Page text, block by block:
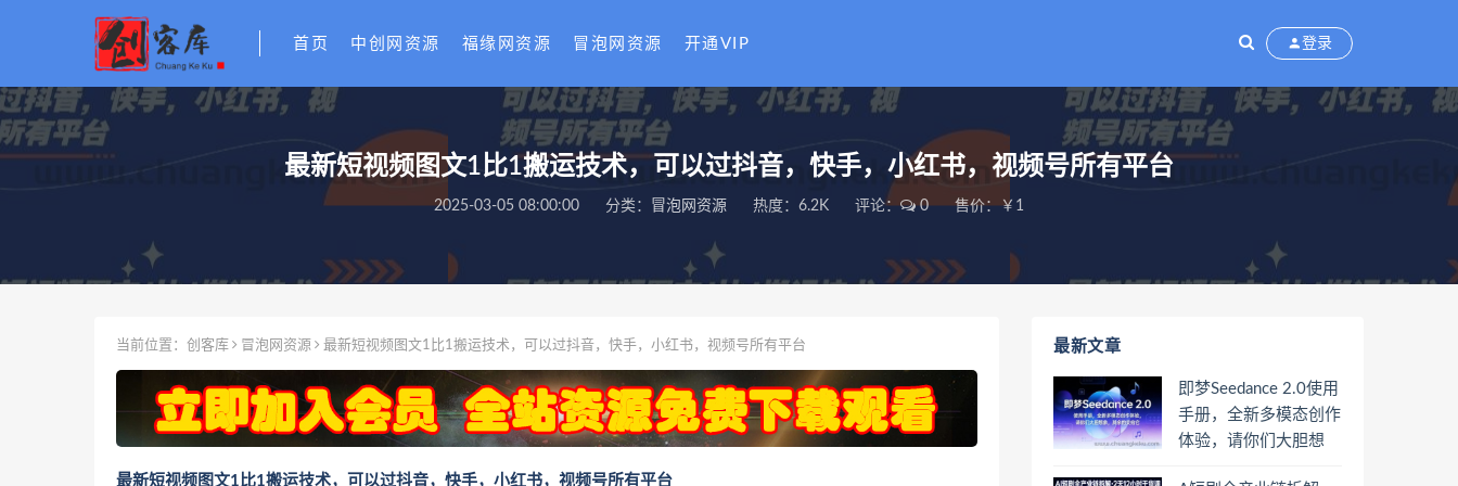
首页 中创网资源 福缘网资源 冒泡网资源 开通VIP 登录
最新短视频图文1比1搬运技术，可以过抖音，快手，小红书，视频号所有平台
2025-03-05 08:00:00 分类： 冒泡网资源 热度：6.2K 评论： 0 售价：￥1
当前位置： 创客库 冒泡网资源 最新短视频图文1比1搬运技术，可以过抖音，快手，小红书，视频号所有平台
最新短视频图文1比1搬运技术，可以过抖音，快手，小红书，视频号所有平台
最新文章
即梦Seedance 2.0使用
手册，全新多模态创作
体验，请你们大胆想